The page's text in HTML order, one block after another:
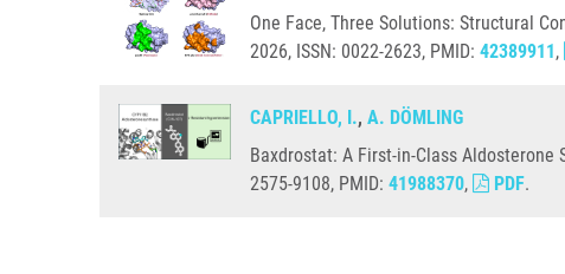
One Face, Three Solutions: Structural
2026, ISSN: 0022-2623, PMID: 42389911,
CAPRIELLO, I., A. DÖMLING
Baxdrostat: A First-in-Class Aldosterone
2575-9108, PMID: 41988370, PDF.